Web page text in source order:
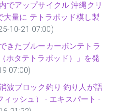
でアップサイクル 沖縄クリ
大量に テトラポッド模し製
10-21 07:00)
きたブルーカーボンテトラ
ホタテトラポッド）」を発
07:00)
波ブロック釣り 釣り人が語
ッシュ） - エキスパート -